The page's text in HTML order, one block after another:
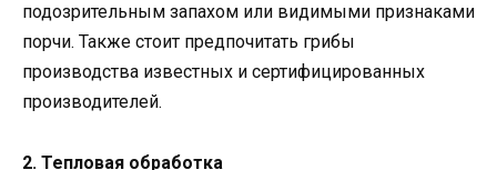
подозрительным запахом или видимыми признаками
порчи. Также стоит предпочитать грибы
производства известных и сертифицированных
производителей.
2. Тепловая обработка